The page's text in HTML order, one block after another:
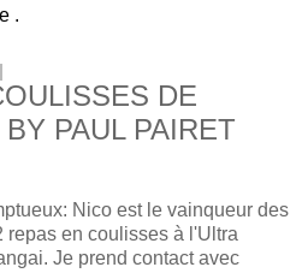
.
DE
PAUL PAIRET
Nico est le vainqueur des
repas en coulisses à l'Ultra
Je prend contact avec